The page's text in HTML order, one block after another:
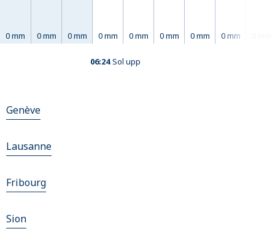
0 mm 0 mm 0 mm 0 mm 0 mm 0 mm 0 mm 0 mm
06:24 Sol upp
Genève
Lausanne
Fribourg
Sion